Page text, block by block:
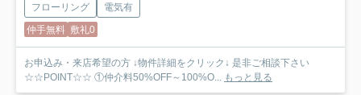
フローリング
電気有
仲手無料 敷礼0
お申込み・来店希望の方 ↓物件詳細をクリック↓ 是非ご相談下さい
☆☆POINT☆☆ ①仲介料50%OFF～100%O... もっと見る